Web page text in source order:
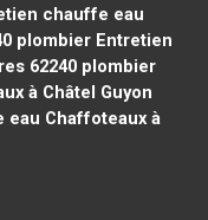
chauffe eau
plombier Entretien
62240plombier
à Châtel Guyon
Chaffoteaux à